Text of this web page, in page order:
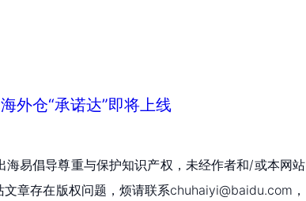
外仓“承诺达”即将上线
易倡导尊重与保护知识产权，未经作者和/或本网站
章存在版权问题，烦请联系chuhaiyi@baidu.com，